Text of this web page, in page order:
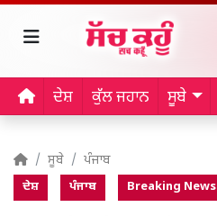
ਦੇਸ਼ ਕੁੱਲ ਜਹਾਨ ਸੂਬੇ
ਸੂਬੇ ਪੰਜਾਬ
ਦੇਸ਼ ਪੰਜਾਬ Breaking News